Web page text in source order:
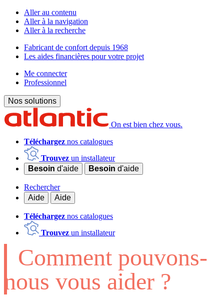
Aller au contenu
Aller à la navigation
Aller à la recherche
Fabricant de confort depuis 1968
Les aides financières pour votre projet
Me connecter
Professionnel
Nos solutions
On est bien chez vous.
Téléchargez nos catalogues
Trouvez un installateur
Besoin d'aide Besoin d'aide
Rechercher
Aide
Aide
Téléchargez nos catalogues
Trouvez un installateur
Comment pouvons-
nous vous aider ?